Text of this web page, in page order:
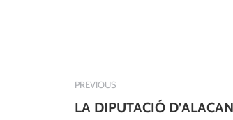
PREVIOUS
LA DIPUTACIÓ